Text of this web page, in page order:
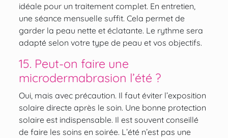
idéale pour un traitement complet. En entretien,
une séance mensuelle suffit. Cela permet de
garder la peau nette et éclatante. Le rythme sera
adapté selon votre type de peau et vos objectifs.
15. Peut-on faire une
microdermabrasion l’été ?
Oui, mais avec précaution. Il faut éviter l’exposition
solaire directe après le soin. Une bonne protection
solaire est indispensable. Il est souvent conseillé
de faire les soins en soirée. L’été n’est pas une